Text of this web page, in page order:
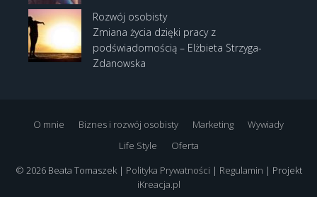
Rozwój osobisty
Zmiana życia dzięki pracy z
podświadomością – Elżbieta Strzyga-
Zdanowska
O mnie Biznes i rozwój osobisty Marketing
Wywiady
Life Style
Oferta
© 2026 Beata Tomaszek | Polityka Prywatności | Regulamin | Projekt
iKreacja.pl